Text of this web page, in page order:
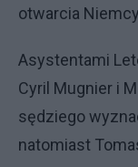
otwarcia
Asystentami
Cyril Mugnier i
sędziego
natomiast